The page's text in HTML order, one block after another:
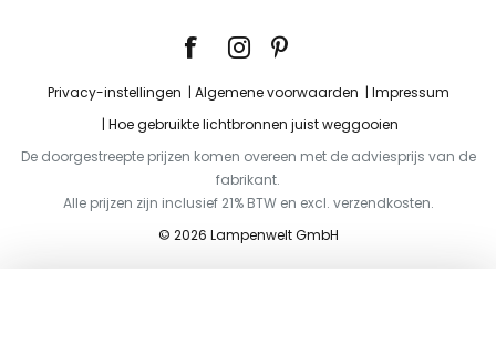
Privacy-instellingen Algemene voorwaarden
Impressum
Hoe gebruikte lichtbronnen juist weggooien
De doorgestreepte prijzen komen overeen met de adviesprijs van de
fabrikant.
Alle prijzen zijn inclusief 21% BTW en excl. verzendkosten.
© 2026 Lampenwelt GmbH